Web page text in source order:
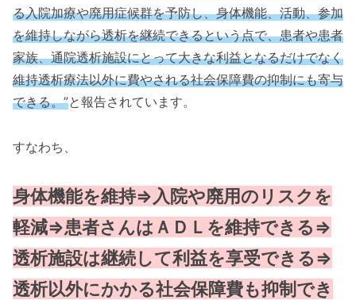
る入院加療や廃用症候群を予防し、身体機能、活動、参加
を維持しながら透析を継続できるという点で、患者や患者
家族、通院透析施設にとって大きな利益となるだけでなく
維持透析療法以外に費やされる社会保障費の抑制にも寄与
できる。”と報告されています。
すなわち、
身体機能を維持⇒入院や廃用のリスクを
軽減⇒患者さんはＡＤＬを維持できる⇒
透析施設は継続して利益を享受できる⇒
透析以外にかかる社会保障費も抑制でき